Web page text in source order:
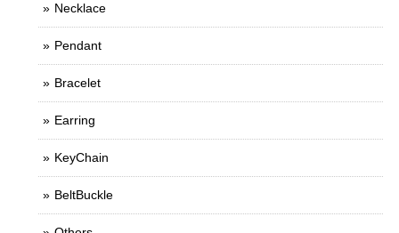
Necklace
Pendant
Bracelet
Earring
KeyChain
BeltBuckle